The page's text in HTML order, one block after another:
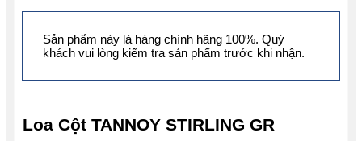
Loa Cột TANNOY STIRLING GR
Sản phẩm này là hàng chính hãng 100%. Quý
khách vui lòng kiểm tra sản phẩm trước khi nhận.